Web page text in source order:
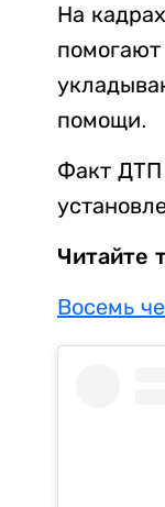
На
помощи.
Факт ДТП
Читайте
Восемь